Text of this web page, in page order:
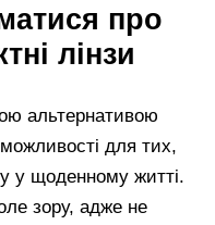
про
лінзи
альтернативою
для тих,
у щоденному житті.
зору, адже не